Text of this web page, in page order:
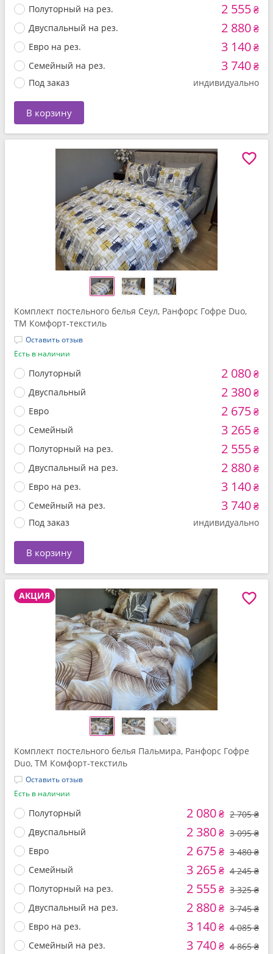
Полуторный на рез. 2 555₴
Двуспальный на рез. 2 880₴
Евро на рез. 3 140₴
Семейный на рез. 3 740₴
Под заказ индивидуально
В корзину
Комплект постельного белья Сеул, Ранфорс Гофре Duo,
ТМ Комфорт-текстиль
Оставить отзыв
Есть в наличии
Полуторный 2 080₴
Двуспальный 2 380₴
Евро 2 675₴
Семейный 3 265₴
Полуторный на рез. 2 555₴
Двуспальный на рез. 2 880₴
Евро на рез. 3 140₴
Семейный на рез. 3 740₴
Под заказ индивидуально
В корзину
АКЦИЯ
Комплект постельного белья Пальмира, Ранфорс Гофре
Duo, ТМ Комфорт-текстиль
Оставить отзыв
Есть в наличии
Полуторный 2 080₴ 2 705 ₴
Двуспальный
2 380₴ 3 095 ₴
Евро
2 675₴ 3 480 ₴
Семейный
3 265₴ 4 245 ₴
Полуторный на рез.
2 555₴ 3 325 ₴
Двуспальный на рез.
2 880₴ 3 745 ₴
Евро на рез.
3 140₴ 4 085 ₴
Семейный на рез.
3 740₴ 4 865 ₴